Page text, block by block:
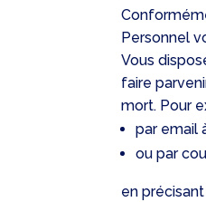
Personnel
Vous
faire
mort. Pour
par email
ou par
en